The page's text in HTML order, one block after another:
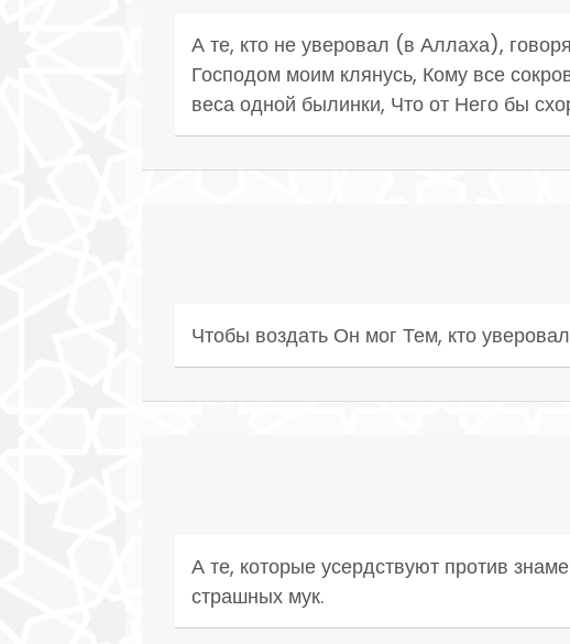
А те, кто не уверовал (в Аллаха),
Господом моим клянусь, Кому все
веса одной былинки, Что от Него бы
Чтобы воздать Он мог Тем, кто
А те, которые усердствуют против
страшных мук.